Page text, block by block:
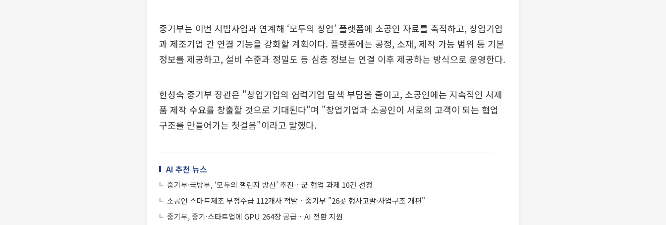
중기부는 이번 시범사업과 연계해 ‘모두의 창업’ 플랫폼에 소공인 자료를 축적하고, 창업기업
과 제조기업 간 연결 기능을 강화할 계획이다. 플랫폼에는 공정, 소재, 제작 가능 범위 등 기본
정보를 제공하고, 설비 수준과 정밀도 등 심층 정보는 연결 이후 제공하는 방식으로 운영한다.
한성숙 중기부 장관은 "창업기업의 협력기업 탐색 부담을 줄이고, 소공인에는 지속적인 시제
품 제작 수요를 창출할 것으로 기대된다"며 "창업기업과 소공인이 서로의 고객이 되는 협업
구조를 만들어가는 첫걸음"이라고 말했다.
AI 추천 뉴스
중기부·국방부, ‘모두의 챌린지 방산’ 추진…군 협업 과제 10건 선정
소공인 스마트제조 부정수급 112개사 적발…중기부 "26곳 형사고발·사업구조 개편"
중기부, 중기·스타트업에 GPU 264장 공급…AI 전환 지원